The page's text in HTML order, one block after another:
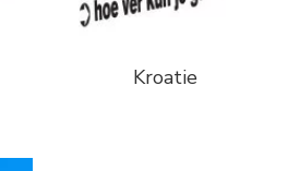
Kroatie